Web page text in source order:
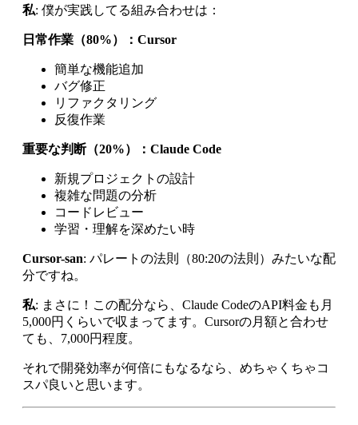
私: 僕が実践してる組み合わせは：
日常作業（80%）：Cursor
簡単な機能追加
バグ修正
リファクタリング
反復作業
重要な判断（20%）：Claude Code
新規プロジェクトの設計
複雑な問題の分析
コードレビュー
学習・理解を深めたい時
Cursor-san: パレートの法則（80:20の法則）みたいな配
分ですね。
私: まさに！この配分なら、Claude CodeのAPI料金も月
5,000円くらいで収まってます。Cursorの月額と合わせ
ても、7,000円程度。
それで開発効率が何倍にもなるなら、めちゃくちゃコ
スパ良いと思います。